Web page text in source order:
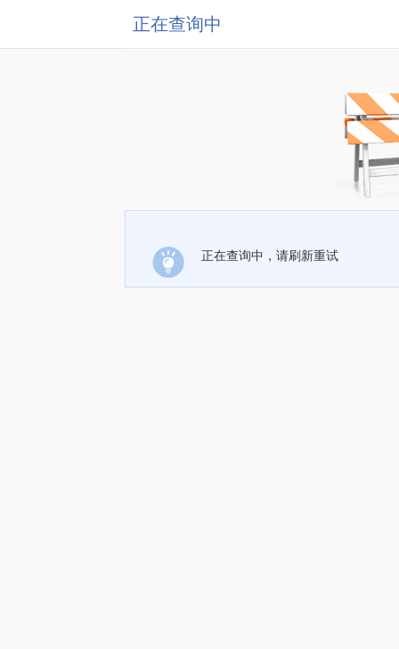
正在查询中
正在查询中，请刷新重试